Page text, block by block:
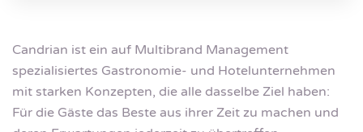
Candrian ist ein auf Multibrand Management
spezialisiertes Gastronomie- und Hotelunternehmen
mit starken Konzepten, die alle dasselbe Ziel haben:
Für die Gäste das Beste aus ihrer Zeit zu machen und